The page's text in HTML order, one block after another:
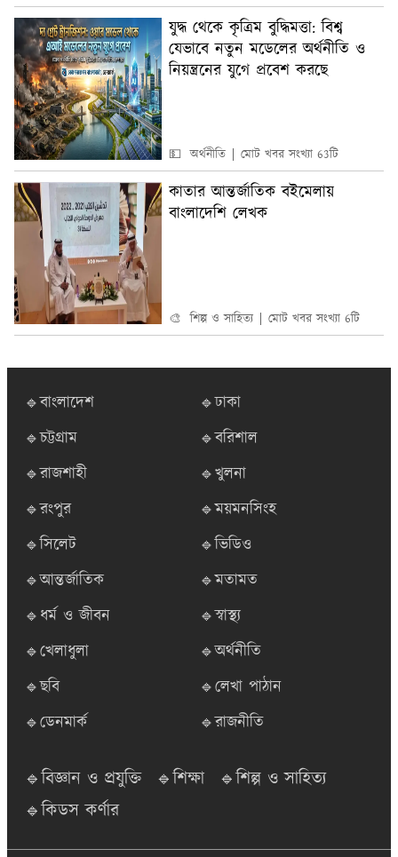
যুদ্ধ থেকে কৃত্রিম বুদ্ধিমত্তা: বিশ্ব
যেভাবে নতুন মডেলের অর্থনীতি ও
নিয়ন্ত্রনের যুগে প্রবেশ করছে
💵 অর্থনীতি মোট খবর সংখ্যা 63টি
কাতার আন্তর্জাতিক বইমেলায়
বাংলাদেশি লেখক
🎨 শিল্প ও সাহিত্য মোট খবর সংখ্যা 6টি
🔹বাংলাদেশ
🔹ঢাকা
🔹চট্টগ্রাম
🔹বরিশাল
🔹রাজশাহী
🔹খুলনা
🔹রংপুর
🔹ময়মনসিংহ
🔹সিলেট
🔹ভিডিও
🔹আন্তর্জাতিক
🔹মতামত
🔹ধর্ম ও জীবন
🔹স্বাস্থ্য
🔹খেলাধুলা
🔹অর্থনীতি
🔹ছবি
🔹লেখা পাঠান
🔹ডেনমার্ক
🔹রাজনীতি
🔹বিজ্ঞান ও প্রযুক্তি 🔹শিক্ষা
🔹শিল্প ও সাহিত্য
🔹কিডস কর্ণার